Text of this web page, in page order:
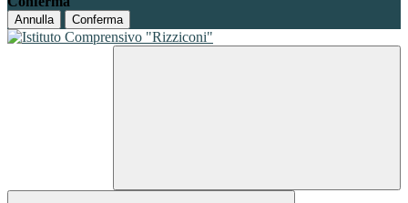
Annulla Conferma